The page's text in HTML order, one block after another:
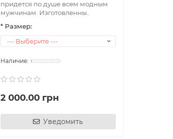
придется по душе всем модным
мужчинам. Изготовленны..
* Размер:
2 000.00 грн
Уведомить